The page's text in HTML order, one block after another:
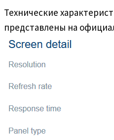
Технические
представлены на